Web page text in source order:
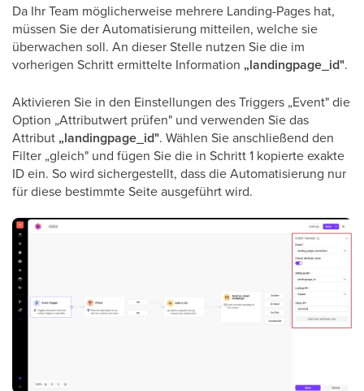
Da Ihr Team möglicherweise mehrere Landing-Pages hat,
müssen Sie der Automatisierung mitteilen, welche sie
überwachen soll. An dieser Stelle nutzen Sie die im
vorherigen Schritt ermittelte Information „landingpage_id".
Aktivieren Sie in den Einstellungen des Triggers „Event" die
Option „Attributwert prüfen" und verwenden Sie das
Attribut „landingpage_id". Wählen Sie anschließend den
Filter „gleich" und fügen Sie die in Schritt 1 kopierte exakte
ID ein. So wird sichergestellt, dass die Automatisierung nur
für diese bestimmte Seite ausgeführt wird.